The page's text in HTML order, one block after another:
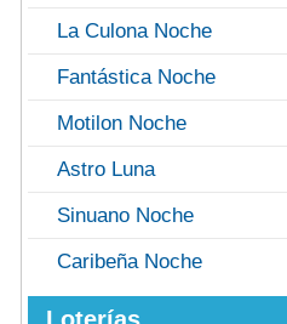
La Culona Noche
Fantástica Noche
Motilon Noche
Astro Luna
Sinuano Noche
Caribeña Noche